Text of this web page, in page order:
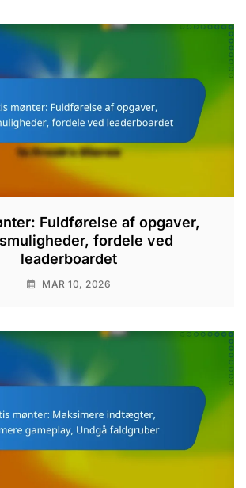
Fuldførelse af opgaver,
fordele ved
leaderboardet
MAR 10, 2026